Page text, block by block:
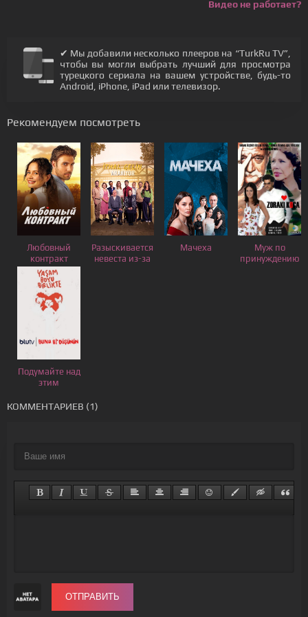
Видео не работает?
✔ Мы добавили несколько плееров на “TurkRu TV”,
чтобы вы могли выбрать лучший для просмотра
турецкого сериала на вашем устройстве, будь-то
Android, iPhone, iPad или телевизор.
Рекомендуем посмотреть
Любовный
контракт
Разыскивается
невеста из-за
Мачеха
Муж по
принуждению
Подумайте над
этим
КОММЕНТАРИЕВ (1)
ОТПРАВИТЬ